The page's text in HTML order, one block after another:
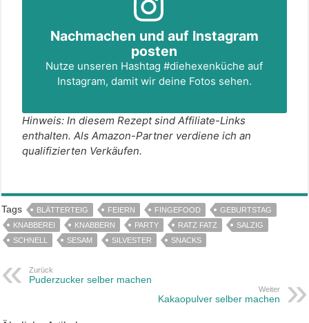
Nachmachen und auf Instagram
posten
Nutze unseren Hashtag#diehexenküche auf
Instagram, damit wir deine Fotos sehen.
Hinweis: In diesem Rezept sind Affiliate-Links
enthalten. Als Amazon-Partner verdiene ich an
qualifizierten Verkäufen.
Tags BLÄTTERTEIG FEIERN FINGEFOOD
GEBURTSTAG
KNABBEREI
KNABBERN PARTY RATZ FATZ
SALZIG
SCHNELL
SESAM SILVESTER SNACKS
Zurück
Puderzucker selber machen
Weiter
Kakaopulver selber machen